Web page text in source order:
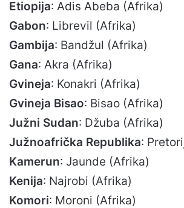
Etiopija: Adis Abeba (Afrika)
Gabon: Librevil (Afrika)
Gambija: Bandžul (Afrika)
Gana: Akra (Afrika)
Gvineja: Konakri (Afrika)
Gvineja Bisao: Bisao (Afrika)
Južni Sudan: Džuba (Afrika)
Južnoafrička Republika:
Kamerun: Jaunde (Afrika)
Kenija: Najrobi (Afrika)
Komori: Moroni (Afrika)